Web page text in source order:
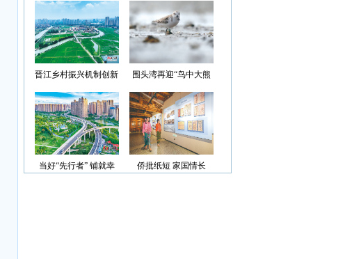
光”首批认定名单
晋江乡村振兴机制创新
围头湾再迎“鸟中大熊
当好“先行者” 铺就幸
侨批纸短 家国情长